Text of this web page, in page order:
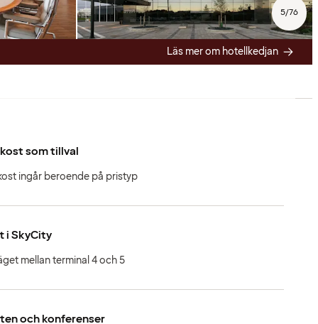
5/76
Läs mer om hotellkedjan
som tillval
ingår beroende på pristyp
i SkyCity
mellan terminal 4 och 5
och konferenser